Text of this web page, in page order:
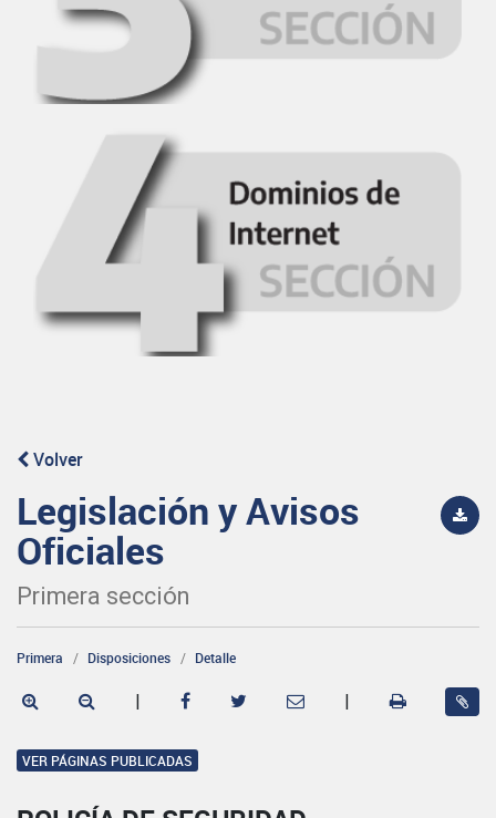
Volver
Legislación y Avisos
Oficiales
Primera sección
Primera Disposiciones Detalle
| |
VER PÁGINAS PUBLICADAS